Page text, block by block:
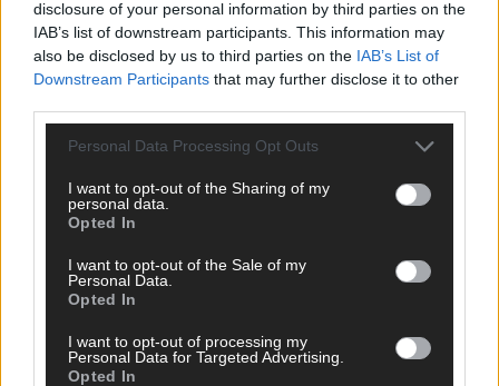
disclosure of your personal information by third parties on the
IAB’s list of downstream participants. This information may
also be disclosed by us to third parties on the IAB’s List of
Downstream Participants that may further disclose it to other
Personal Data Processing Opt Outs
I want to opt-out of the Sharing of my
personal data.
Opted In
I want to opt-out of the Sale of my
Personal Data.
Opted In
I want to opt-out of processing my
Personal Data for Targeted Advertising.
Opted In
SCHNELL ZUM RESSORT
Nachrichten
Wirtschaft
Ratgeber
Kommentar
Eurovision
FLASH – DAS VIDEOPORTAL